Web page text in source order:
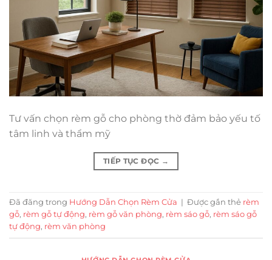
Tư vấn chọn rèm gỗ cho phòng thờ đảm bảo yếu tố
tâm linh và thẩm mỹ
TIẾP TỤC ĐỌC →
Đã đăng trong Hướng Dẫn Chọn Rèm Cửa | Được gắn thẻ rèm
gỗ, rèm gỗ tự động, rèm gỗ văn phòng, rèm sáo gỗ, rèm sáo gỗ
tự động, rèm văn phòng